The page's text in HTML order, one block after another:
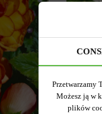
Przetwarzamy
Możesz ją w
plików